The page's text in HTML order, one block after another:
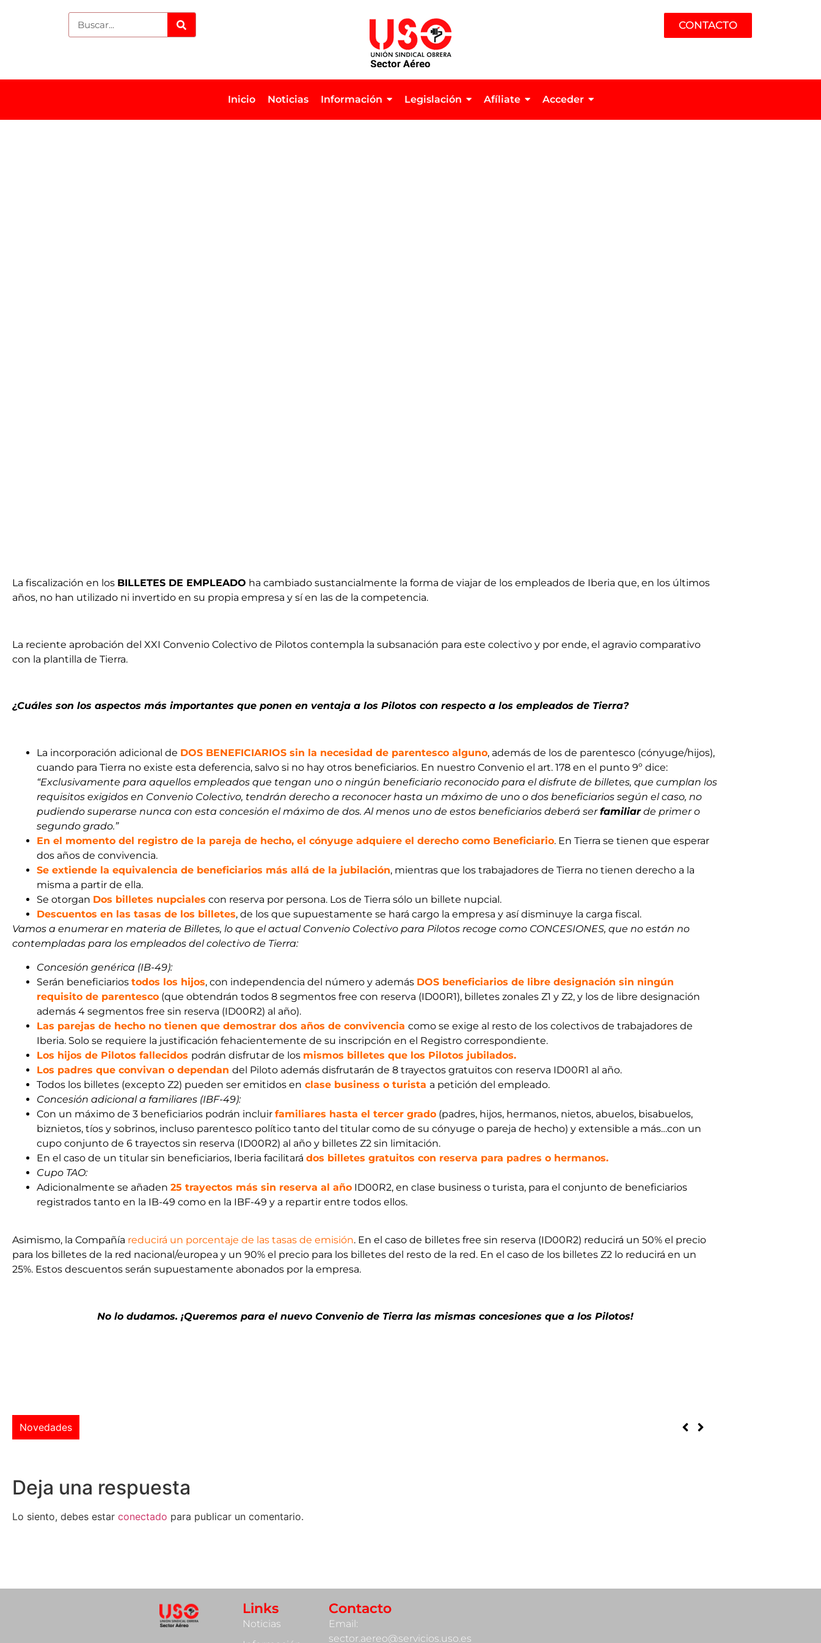
CONTACTO
Inicio Noticias Información Legislación Afíliate Acceder
La fiscalización en los BILLETES DE EMPLEADO ha cambiado sustancialmente la forma de viajar de los empleados de Iberia que, en los últimos
años, no han utilizado ni invertido en su propia empresa y sí en las de la competencia.
La reciente aprobación del XXI Convenio Colectivo de Pilotos contempla la subsanación para este colectivo y por ende, el agravio comparativo
con la plantilla de Tierra.
¿Cuáles son los aspectos más importantes que ponen en ventaja a los Pilotos con respecto a los empleados de Tierra?
La incorporación adicional de DOS BENEFICIARIOS sin la necesidad de parentesco alguno, además de los de parentesco (cónyuge/hijos),
cuando para Tierra no existe esta deferencia, salvo si no hay otros beneficiarios. En nuestro Convenio el art. 178 en el punto 9º dice:
“Exclusivamente para aquellos empleados que tengan uno o ningún beneficiario reconocido para el disfrute de billetes, que cumplan los
requisitos exigidos en Convenio Colectivo, tendrán derecho a reconocer hasta un máximo de uno o dos beneficiarios según el caso, no
pudiendo superarse nunca con esta concesión el máximo de dos. Al menos uno de estos beneficiarios deberá serfamiliarde primer o
segundo grado.”
En el momento del registro de la pareja de hecho, el cónyuge adquiere el derecho como Beneficiario. En Tierra se tienen que esperar
dos años de convivencia.
Se extiende la equivalencia de beneficiarios más allá de la jubilación, mientras que los trabajadores de Tierra no tienen derecho a la
misma a partir de ella.
Se otorgan Dos billetes nupciales con reserva por persona. Los de Tierra sólo un billete nupcial.
Descuentos en las tasas de los billetes, de los que supuestamente se hará cargo la empresa y así disminuye la carga fiscal.
Vamos a enumerar en materia de Billetes, lo que el actual Convenio Colectivo para Pilotos recoge como CONCESIONES, que no están no
contempladas para los empleados del colectivo de Tierra:
Concesión genérica (IB-49):
Serán beneficiarios todos los hijos, con independencia del número y además DOS beneficiarios de libre designación sin ningún
requisito de parentesco (que obtendrán todos 8 segmentos free con reserva (ID00R1), billetes zonales Z1 y Z2, y los de libre designación
además 4 segmentos free sin reserva (ID00R2) al año).
Las parejas de hecho no tienen que demostrar dos años de convivencia como se exige al resto de los colectivos de trabajadores de
Iberia. Solo se requiere la justificación fehacientemente de su inscripción en el Registro correspondiente.
Los hijos de Pilotos fallecidos podrán disfrutar de los mismos billetes que los Pilotos jubilados.
Los padres que convivan o dependan del Piloto además disfrutarán de 8 trayectos gratuitos con reserva ID00R1 al año.
Todos los billetes (excepto Z2) pueden ser emitidos en clase business o turista a petición del empleado.
Concesión adicional a familiares (IBF-49):
Con un máximo de 3 beneficiarios podrán incluir familiares hasta el tercer grado (padres, hijos, hermanos, nietos, abuelos, bisabuelos,
biznietos, tíos y sobrinos, incluso parentesco político tanto del titular como de su cónyuge o pareja de hecho) y extensible a más…con un
cupo conjunto de 6 trayectos sin reserva (ID00R2) al año y billetes Z2 sin limitación.
En el caso de un titular sin beneficiarios, Iberia facilitará dos billetes gratuitos con reserva para padres o hermanos.
Cupo TAO:
Adicionalmente se añaden 25 trayectos más sin reserva al año ID00R2, en clase business o turista, para el conjunto de beneficiarios
registrados tanto en la IB-49 como en la IBF-49 y a repartir entre todos ellos.
Asimismo, la Compañía reducirá un porcentaje de las tasas de emisión. En el caso de billetes free sin reserva (ID00R2) reducirá un 50% el precio
para los billetes de la red nacional/europea y un 90% el precio para los billetes del resto de la red. En el caso de los billetes Z2 lo reducirá en un
25%. Estos descuentos serán supuestamente abonados por la empresa.
No lo dudamos. ¡Queremos para el nuevo Convenio de Tierra las mismas concesiones que a los Pilotos!
Novedades
Deja una respuesta
Lo siento, debes estar conectado para publicar un comentario.
Links
Noticias
Contacto
Email:
sector.aereo@servicios.uso.es